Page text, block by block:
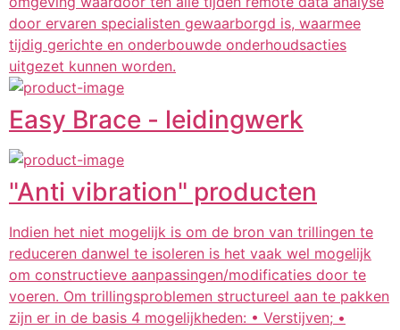
door ervaren specialisten gewaarborgd is, waarmee
tijdig gerichte en onderbouwde onderhoudsacties
uitgezet kunnen worden.
Easy Brace - leidingwerk
"Anti vibration" producten
Indien het niet mogelijk is om de bron van trillingen te
reduceren danwel te isoleren is het vaak wel mogelijk
om constructieve aanpassingen/modificaties door te
voeren. Om trillingsproblemen structureel aan te pakken
zijn er in de basis 4 mogelijkheden: • Verstijven; •